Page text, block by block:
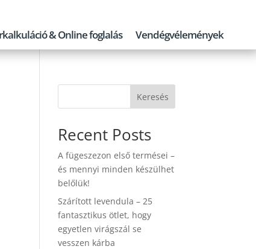
& Online foglalás Vendégvélemények
Keresés
Recent Posts
A fügeszezon első termései –
és mennyi minden készülhet
belőlük!
Szárított levendula – 25
fantasztikus ötlet, hogy
egyetlen virágszál se
vesszen kárba